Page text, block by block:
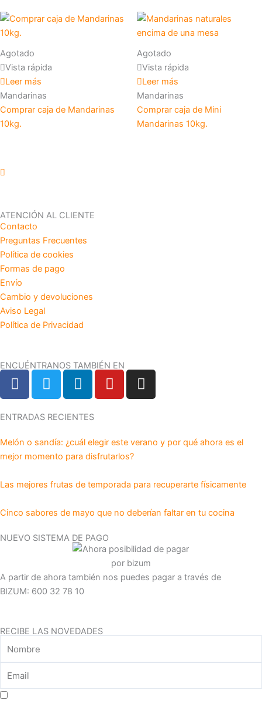
Agotado
Vista rápida
Leer más
Mandarinas
Comprar caja de Mandarinas
10kg.
Agotado
Vista rápida
Leer más
Mandarinas
Comprar caja de Mini
Mandarinas 10kg.
ATENCIÓN AL CLIENTE
Contacto
Preguntas Frecuentes
Política de cookies
Formas de pago
Envío
Cambio y devoluciones
Aviso Legal
Política de Privacidad
ENCUÉNTRANOS TAMBIÉN EN
F
a
e
b
o
o
k
T
w
t
e
r
L
i
k
e
d
i
n
Y
o
b
e
I
n
g
a
m
ENTRADAS RECIENTES
Melón o sandía: ¿cuál elegir este verano y por qué ahora es el
mejor momento para disfrutarlos?
Las mejores frutas de temporada para recuperarte físicamente
Cinco sabores de mayo que no deberían faltar en tu cocina
NUEVO SISTEMA DE PAGO
A partir de ahora también nos puedes pagar a través de
BIZUM: 600 32 78 10
RECIBE LAS NOVEDADES